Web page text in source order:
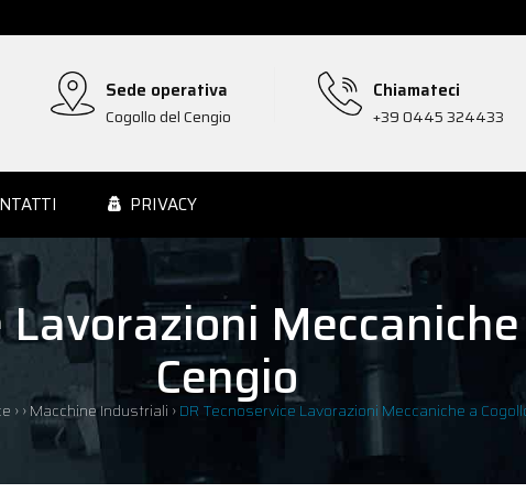
Sede operativa
Cogollo del Cengio
Chiamateci
+39 0445 324433
PRIVACY
Lavorazioni
Cengio
››Macchine Industriali ›DR Tecnoservice Lavorazioni Meccaniche a